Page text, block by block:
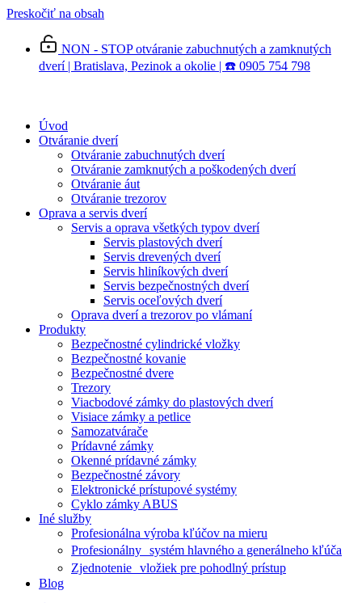
Preskočiť na obsah
NON - STOP otváranie zabuchnutých a zamknutých
dverí | Bratislava, Pezinok a okolie | ☎️ 0905 754 798
Úvod
Otváranie dverí
Otváranie zabuchnutých dverí
Otváranie zamknutých a poškodených dverí
Otváranie áut
Otváranie trezorov
Oprava a servis dverí
Servis a oprava všetkých typov dverí
Servis plastových dverí
Servis drevených dverí
Servis hliníkových dverí
Servis bezpečnostných dverí
Servis oceľových dverí
Oprava dverí a trezorov po vlámaní
Produkty
Bezpečnostné cylindrické vložky
Bezpečnostné kovanie
Bezpečnostné dvere
Trezory
Viacbodové zámky do plastových dverí
Visiace zámky a petlice
Samozatvárače
Prídavné zámky
Okenné prídavné zámky
Bezpečnostné závory
Elektronické prístupové systémy
Cyklo zámky ABUS
Iné služby
Profesionálna výroba kľúčov na mieru
Profesionálny systém hlavného a generálneho kľúča
Zjednotenie vložiek pre pohodlný prístup
Blog